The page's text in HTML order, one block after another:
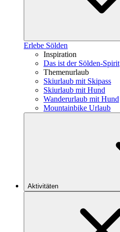
Erlebe Sölden
Inspiration
Das ist der Sölden-Spirit
Themenurlaub
Skiurlaub mit Skipass
Skiurlaub mit Hund
Wanderurlaub mit Hund
Mountainbike Urlaub
Aktivitäten